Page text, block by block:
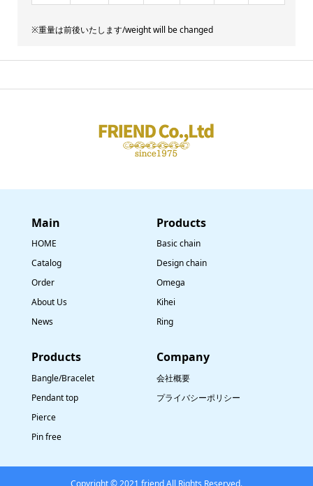
※重量は前後いたします/weight will be changed
Main
HOME
Catalog
Order
About Us
News
​Products
Basic chain
Design chain
Omega
Kihei
Ring
​Products
Bangle/Bracelet
Pendant top
Pierce
Pin free
Company
会社概要
プライバシーポリシー